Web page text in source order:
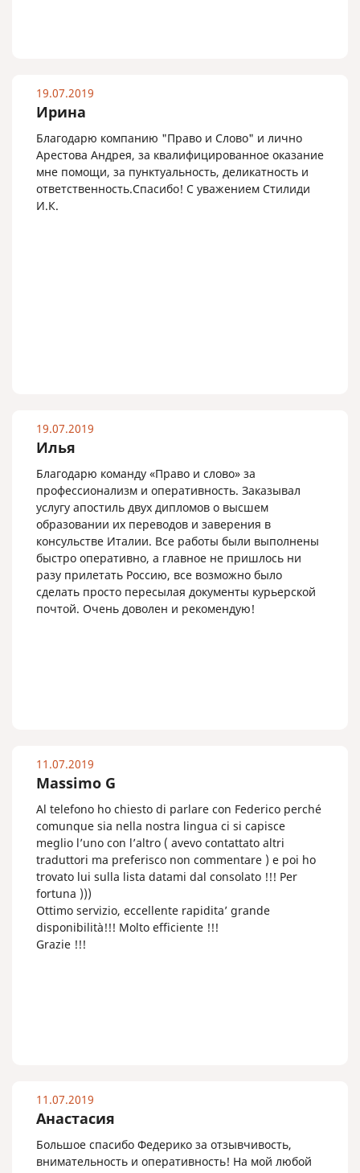
19.07.2019
Ирина
Благодарю компанию "Право и Слово" и лично
Арестова Андрея, за квалифицированное оказание
мне помощи, за пунктуальность, деликатность и
ответственность.Спасибо! С уважением Стилиди
И.К.
19.07.2019
Илья
Благодарю команду «Право и слово» за
профессионализм и оперативность. Заказывал
услугу апостиль двух дипломов о высшем
образовании их переводов и заверения в
консульстве Италии. Все работы были выполнены
быстро оперативно, а главное не пришлось ни
разу прилетать Россию, все возможно было
сделать просто пересылая документы курьерской
почтой. Очень доволен и рекомендую!
11.07.2019
Massimo G
Al telefono ho chiesto di parlare con Federico perché
comunque sia nella nostra lingua ci si capisce
meglio l’uno con l’altro ( avevo contattato altri
traduttori ma preferisco non commentare ) e poi ho
trovato lui sulla lista datami dal consolato !!! Per
fortuna )))
Ottimo servizio, eccellente rapidita’ grande
disponibilità!!! Molto efficiente !!!
Grazie !!!
11.07.2019
Анастасия
Большое спасибо Федерико за отзывчивость,
внимательность и оперативность! На мой любой